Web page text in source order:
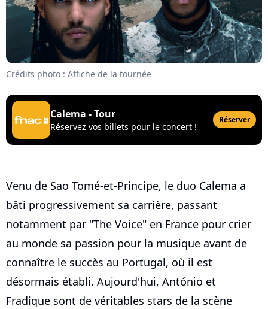
Crédits photo : Affiche de la tournée
Calema - Tour
Réservez vos billets pour le concert !
Réserver
Venu de Sao Tomé-et-Principe, le duo Calema a
bâti progressivement sa carrière, passant
notamment par "The Voice" en France pour crier
au monde sa passion pour la musique avant de
connaître le succès au Portugal, où il est
désormais établi. Aujourd'hui, António et
Fradique sont de véritables stars de la scène